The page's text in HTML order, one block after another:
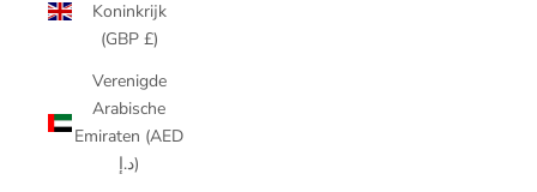
Koninkrijk
(GBP £)
Verenigde
Arabische
Emiraten (AED
د.إ)